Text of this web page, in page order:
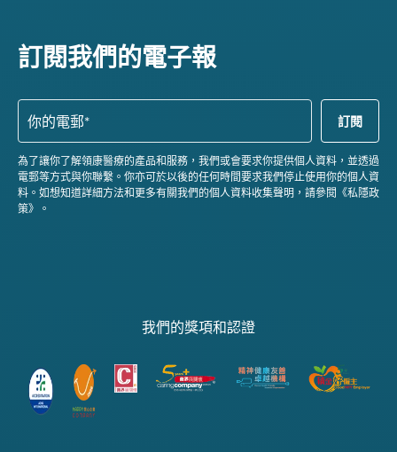
訂閱我們的電子報
為了讓你了解領康醫療的產品和服務，我們或會要求你提供個人資料，並透過
電郵等方式與你聯繫。你亦可於以後的任何時間要求我們停止使用你的個人資
料。如想知道詳細方法和更多有關我們的個人資料收集聲明，請參閱《私隱政
策》。
我們的獎項和認證